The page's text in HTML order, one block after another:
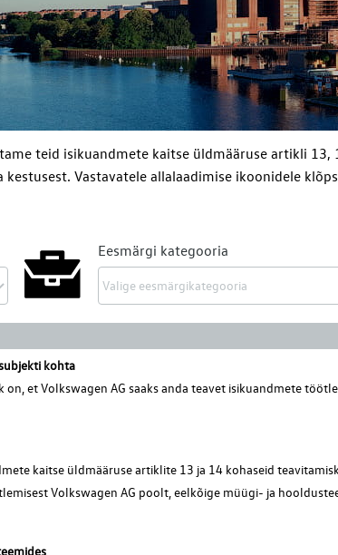
teid isikuandmete kaitse üldmääruse artikli 13,
Vastavatele allalaadimise ikoonidele
Eesmärgi kategooria
kohta
et Volkswagen AG saaks anda teavet isikuandmete
kaitse üldmääruse artiklite 13 ja 14 kohaseid
Volkswagen AG poolt, eelkõige müügi- ja